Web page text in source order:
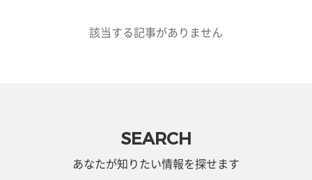
該当する記事がありません
SEARCH
あなたが知りたい情報を探せます